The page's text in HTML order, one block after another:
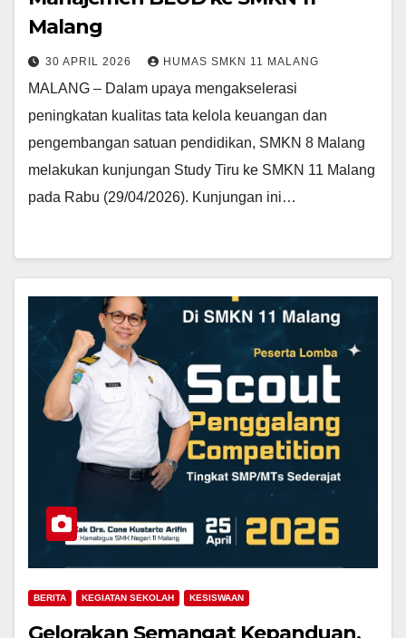
Malang
30 APRIL 2026 HUMAS SMKN 11 MALANG
MALANG – Dalam upaya mengakselerasi
peningkatan kualitas tata kelola keuangan dan
pengembangan satuan pendidikan, SMKN 8 Malang
melakukan kunjungan Study Tiru ke SMKN 11 Malang
pada Rabu (29/04/2026). Kunjungan ini…
BERITA KEGIATAN SEKOLAH KESISWAAN
Gelorakan Semangat Kepanduan,